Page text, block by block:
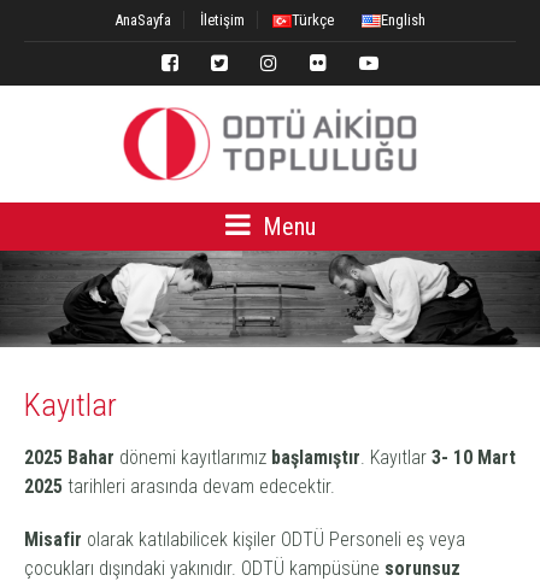
AnaSayfa İletişim Türkçe English
Menu
Kayıtlar
2025 Bahar dönemi kayıtlarımız başlamıştır. Kayıtlar 3- 10 Mart
2025 tarihleri arasında devam edecektir.
Misafir olarak katılabilicek kişiler ODTÜ Personeli eş veya
çocukları dışındaki yakınıdır. ODTÜ kampüsüne sorunsuz